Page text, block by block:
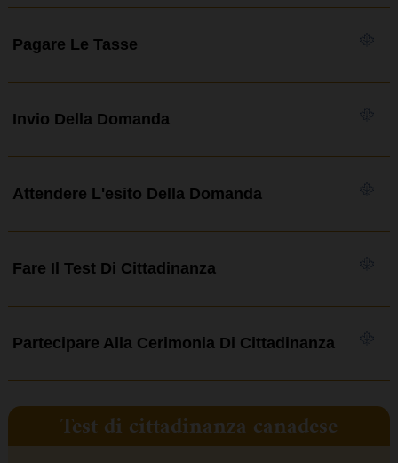
Pagare Le Tasse
Invio Della Domanda
Attendere L'esito Della Domanda
Fare Il Test Di Cittadinanza
Partecipare Alla Cerimonia Di Cittadinanza
Test di cittadinanza canadese